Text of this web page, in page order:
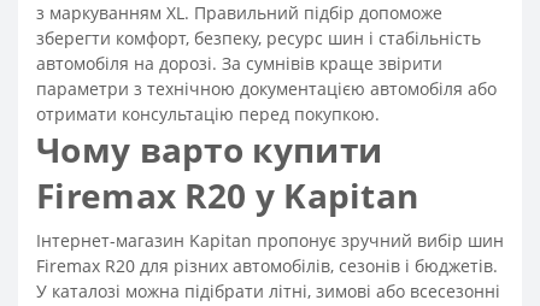
з маркуванням XL. Правильний підбір допоможе
зберегти комфорт, безпеку, ресурс шин і стабільність
автомобіля на дорозі. За сумнівів краще звірити
параметри з технічною документацією автомобіля або
отримати консультацію перед покупкою.
Чому варто купити
Firemax R20 у Kapitan
Інтернет-магазин Kapitan пропонує зручний вибір шин
Firemax R20 для різних автомобілів, сезонів і бюджетів.
У каталозі можна підібрати літні, зимові або всесезонні